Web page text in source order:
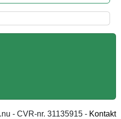
- CVR-nr. 31135915 - Kontakt